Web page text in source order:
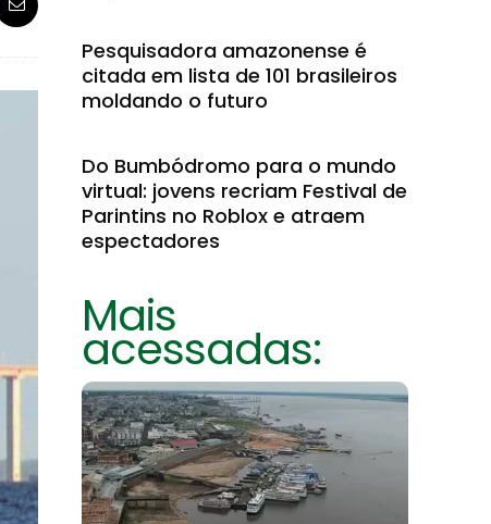
Pesquisadora amazonense é
citada em lista de 101 brasileiros
moldando o futuro
Do Bumbódromo para o mundo
virtual: jovens recriam Festival de
Parintins no Roblox e atraem
espectadores
Mais
acessadas: